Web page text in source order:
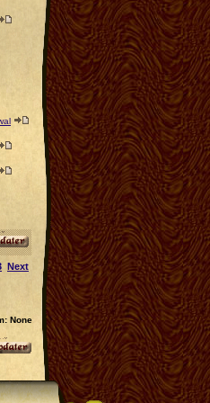
Next
None